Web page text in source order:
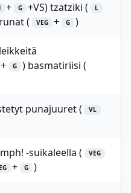
+ G +VS) tzatziki ( L
( VEG + G )
+ G ) basmatiriisi (
punajuuret ( VL
-suikaleella ( VEG
+ G )